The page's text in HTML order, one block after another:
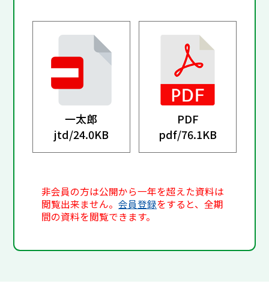
一太郎
jtd/24.0KB
PDF
pdf/76.1KB
非会員の方は公開から一年を超えた資料は
閲覧出来ません。会員登録をすると、全期
間の資料を閲覧できます。